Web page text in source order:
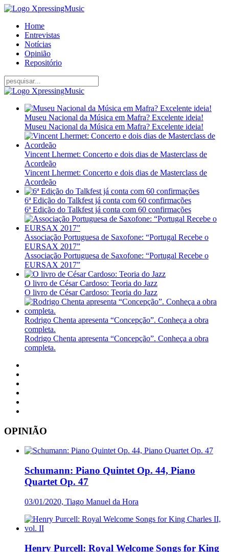
Home
Entrevistas
Notícias
Opinião
Repositório
Museu Nacional da Música em Mafra? Excelente ideia!
Museu Nacional da Música em Mafra? Excelente ideia!
Vincent Lhermet: Concerto e dois dias de Masterclass de
Acordeão
Vincent Lhermet: Concerto e dois dias de Masterclass de
Acordeão
6ª Edição do Talkfest já conta com 60 confirmações
6ª Edição do Talkfest já conta com 60 confirmações
Associação Portuguesa de Saxofone: “Portugal Recebe o
EURSAX 2017”
Associação Portuguesa de Saxofone: “Portugal Recebe o
EURSAX 2017”
O livro de César Cardoso: Teoria do Jazz
O livro de César Cardoso: Teoria do Jazz
Rodrigo Chenta apresenta “Concepção”. Conheça a obra
completa.
Rodrigo Chenta apresenta “Concepção”. Conheça a obra
completa.
OPINIÃO
Schumann: Piano Quintet Op. 44, Piano
Quartet Op. 47
03/01/2020, Tiago Manuel da Hora
Henry Purcell: Royal Welcome Songs for King